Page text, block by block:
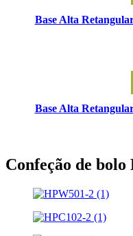
Base Alta
Base Alta
Confeção de